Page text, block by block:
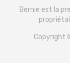
Bernie est la
Copyright